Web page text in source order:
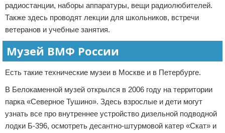
радиостанции, наборы аппаратуры, вещи радиолюбителей.
Также здесь проводят лекции для школьников, встречи
ветеранов и учебные занятия.
Музей ВМФ России
Есть такие технические музеи в Москве и в Петербурге.
В Белокаменной музей открылся в 2006 году на территории
парка «Северное Тушино». Здесь взрослые и дети могут
узнать все про внутреннее устройство дизельной подводной
лодки Б-396, осмотреть десантно-штурмовой катер «Скат» и